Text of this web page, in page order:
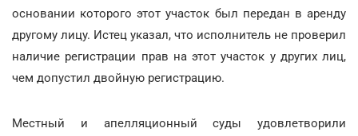
основании которого этот участок был передан в аренду
другому лицу. Истец указал, что исполнитель не проверил
наличие регистрации прав на этот участок у других лиц,
чем допустил двойную регистрацию.
Местный и апелляционный суды удовлетворили